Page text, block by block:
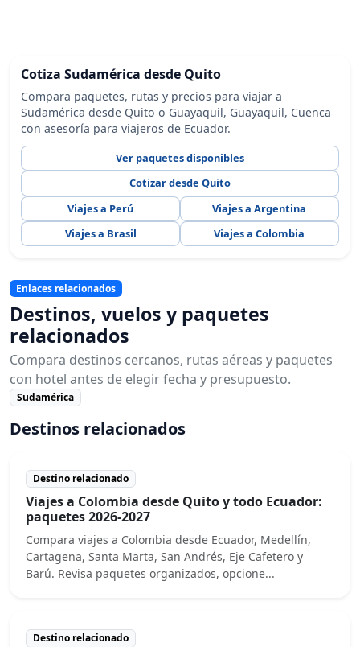
Cotiza Sudamérica desde Quito
Compara paquetes, rutas y precios para viajar a
Sudamérica desde Quito o Guayaquil, Guayaquil, Cuenca
con asesoría para viajeros de Ecuador.
Ver paquetes disponibles
Cotizar desde Quito
Viajes a Perú
Viajes a Argentina
Viajes a Brasil
Viajes a Colombia
Enlaces relacionados
Destinos, vuelos y paquetes
relacionados
Compara destinos cercanos, rutas aéreas y paquetes
con hotel antes de elegir fecha y presupuesto.
Sudamérica
Destinos relacionados
Destino relacionado
Viajes a Colombia desde Quito y todo Ecuador:
paquetes 2026-2027
Compara viajes a Colombia desde Ecuador, Medellín,
Cartagena, Santa Marta, San Andrés, Eje Cafetero y
Barú. Revisa paquetes organizados, opcione...
Destino relacionado